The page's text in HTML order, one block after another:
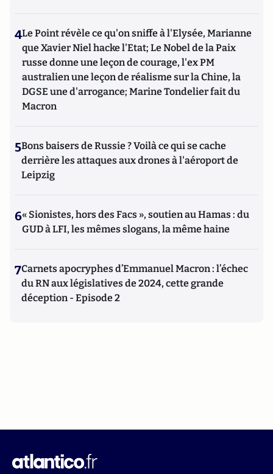
4Le Point révèle ce qu'on sniffe à l'Elysée, Marianne
que Xavier Niel hacke l'Etat; Le Nobel de la Paix
russe donne une leçon de courage, l'ex PM
australien une leçon de réalisme sur la Chine, la
DGSE une d'arrogance; Marine Tondelier fait du
Macron
5Bons baisers de Russie ? Voilà ce qui se cache
derrière les attaques aux drones à l'aéroport de
Leipzig
6« Sionistes, hors des Facs », soutien au Hamas : du
GUD à LFI, les mêmes slogans, la même haine
7Carnets apocryphes d’Emmanuel Macron : l’échec
du RN aux législatives de 2024, cette grande
déception - Episode 2